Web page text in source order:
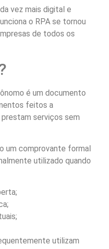
vez mais digital e
o RPA se tornou
de todos os
é um documento
feitos a
serviços sem
um comprovante formal
utilizado quando
utilizam